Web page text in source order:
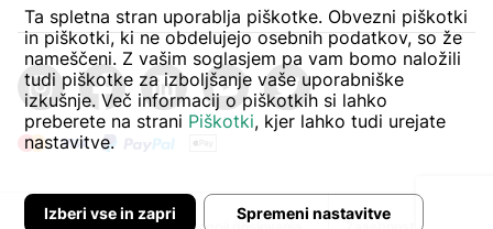
Ta spletna stran uporablja piškotke. Obvezni piškotki
in piškotki, ki ne obdelujejo osebnih podatkov, so že
nameščeni. Z vašim soglasjem pa vam bomo naložili
tudi piškotke za izboljšanje vaše uporabniške
izkušnje. Več informacij o piškotkih si lahko
preberete na strani Piškotki, kjer lahko tudi urejate
nastavitve.
Spremeni nastavitve
Izberi vse in zapri